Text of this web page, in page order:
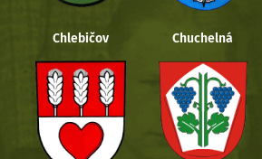
Chlebičov Chuchelná